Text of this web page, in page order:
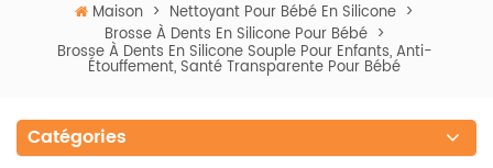
Maison > Nettoyant Pour Bébé En Silicone >
Brosse À Dents En Silicone Pour Bébé >
Brosse À Dents En Silicone Souple Pour Enfants, Anti-
Étouffement, Santé Transparente Pour Bébé
Catégories